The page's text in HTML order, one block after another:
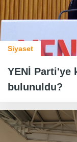
Siyaset
YENİ Parti'ye
bulunuldu?